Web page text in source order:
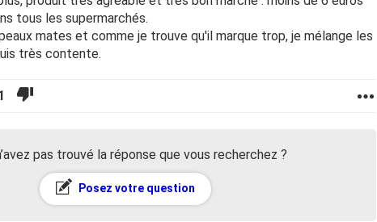
tous les supermarchés.
mates et comme je trouve qu'il marque trop, je mélange les
très contente.
pas trouvé la réponse que vous recherchez ?
Posez votre question